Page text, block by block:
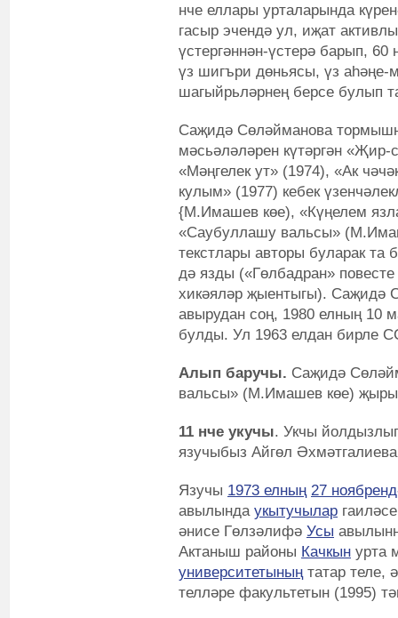
нче еллары урталарында
гасыр эчендә ул, иҗат
үстергәннән-үстерә барып,
үз шигъри дөньясы, үз аһәңе-
шагыйрьләрнең берсе булып
Саҗидә Сөләйманова
мәсьәләләрен күтәргән
«Мәңгелек ут» (1974), «Ак
кулым» (1977) кебек
{М.Имашев көе), «Күңелем
«Саубуллашу вальсы»
текстлары авторы буларак та
дә язды («Гөлбадран»
хикәяләр җыентыгы). Саҗидә
авырудан соң, 1980 елның 10
булды. Ул 1963 елдан бирле
Алып баручы. Саҗидә
вальсы» (М.Имашев көе)
11 нче укучы. Укчы
язучыбыз Айгөл
Язучы 1973 елның 27
авылында укытучылар
әнисе Гөлзәлифә Усы
Актаныш районы Качкын урта
университетыныңтатар теле,
телләре факультетын (1995)